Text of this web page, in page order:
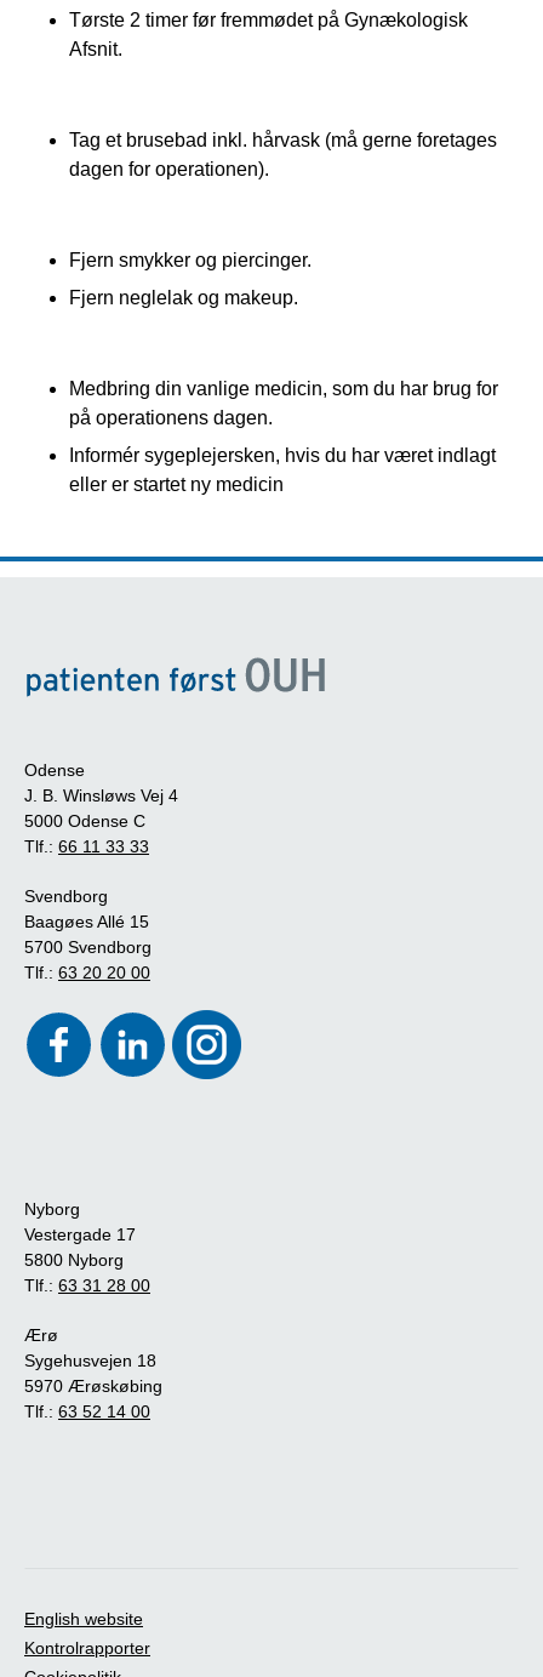
Tørste 2 timer før fremmødet på Gynækologisk
Afsnit.
Tag et brusebad inkl. hårvask (må gerne foretages
dagen for operationen).
Fjern smykker og piercinger.
Fjern neglelak og makeup.
Medbring din vanlige medicin, som du har brug for
på operationens dagen.
Informér sygeplejersken, hvis du har været indlagt
eller er startet ny medicin
Odense
J. B. Winsløws Vej 4
5000 Odense C
Tlf.: 66 11 33 33
Svendborg
Baagøes Allé 15
5700 Svendborg
Tlf.: 63 20 20 00
Nyborg
Vestergade 17
5800 Nyborg
Tlf.: 63 31 28 00
Ærø
Sygehusvejen 18
5970 Ærøskøbing
Tlf.: 63 52 14 00
English website
Kontrolrapporter